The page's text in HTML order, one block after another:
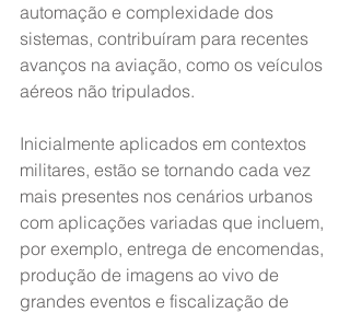
automação e complexidade dos
sistemas, contribuíram para recentes
avanços na aviação, como os veículos
aéreos não tripulados.
Inicialmente aplicados em contextos
militares, estão se tornando cada vez
mais presentes nos cenários urbanos
com aplicações variadas que incluem,
por exemplo, entrega de encomendas,
produção de imagens ao vivo de
grandes eventos e fiscalização de